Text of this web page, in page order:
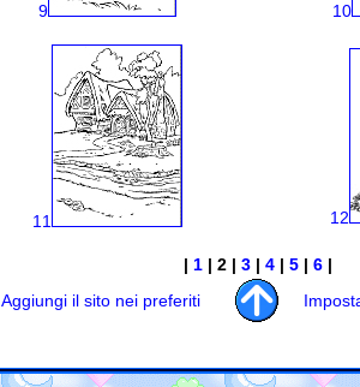
9 10
11 12
| 1| 2 | 3| 4| 5| 6|
Aggiungi il sito nei preferiti